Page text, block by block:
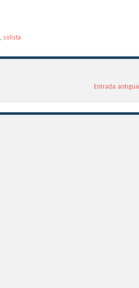
solista
Entrada antigua